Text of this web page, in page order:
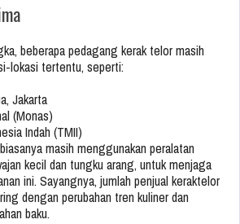
beberapa pedagang kerak telor masih
lokasi tertentu, seperti:
Jakarta
(Monas)
Indah (TMII)
masih menggunakan peralatan
kecil dan tungku arang, untuk menjaga
ini. Sayangnya, jumlah penjual keraktelor
dengan perubahan tren kuliner dan
baku.